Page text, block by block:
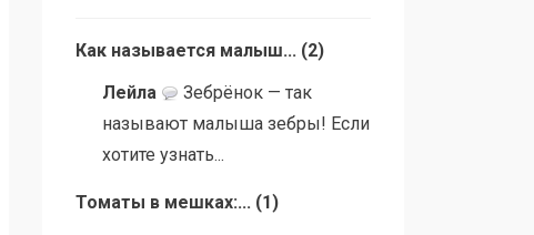
Как называется малыш... (2)
Лейла
Зебрёнок — так
называют малыша зебры! Если
хотите узнать...
Томаты в мешках:... (1)